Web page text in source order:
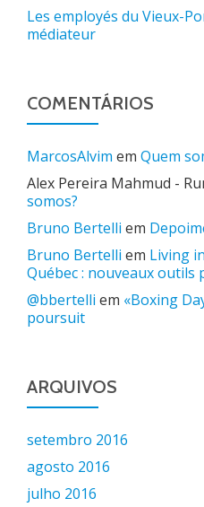
Les employés du Vieux-
médiateur
COMENTÁRIOS
MarcosAlvim em Quem
Alex Pereira Mahmud -
somos?
Bruno Bertelli em
Bruno Bertelli em Living
Québec : nouveaux outils
@bbertelli em «Boxing
poursuit
ARQUIVOS
setembro 2016
agosto 2016
julho 2016